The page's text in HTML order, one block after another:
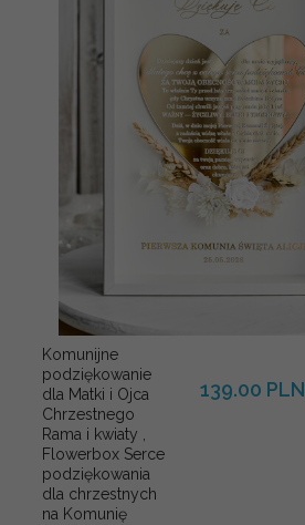
Komunijne
podziękowanie
dla Matki i Ojca
Chrzestnego
Rama i kwiaty ,
Flowerbox Serce
podziękowania
dla chrzestnych
na Komunię
139.00 PLN